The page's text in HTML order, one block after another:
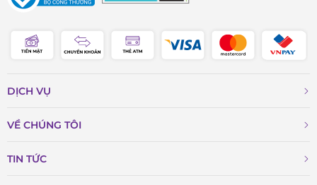
DỊCH VỤ
VỀ CHÚNG TÔI
TIN TỨC